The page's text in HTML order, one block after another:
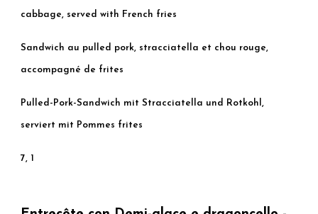
cabbage, served with French fries
Sandwich au pulled pork, stracciatella et chou rouge,
accompagné de frites
Pulled-Pork-Sandwich mit Stracciatella und Rotkohl,
serviert mit Pommes frites
7, 1